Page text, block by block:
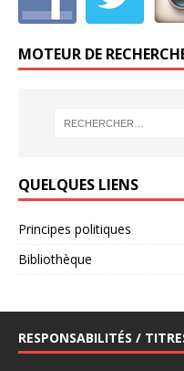
MOTEUR DE
QUELQUES LIENS
Principes politiques
Bibliothèque
RESPONSABILITÉS /